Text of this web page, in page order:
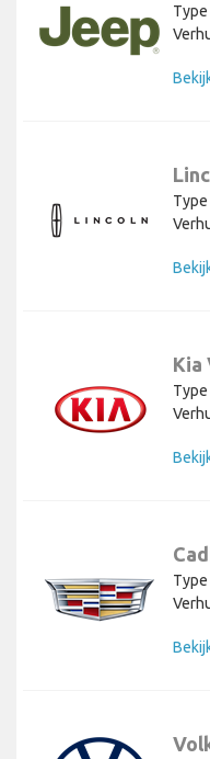
Kia